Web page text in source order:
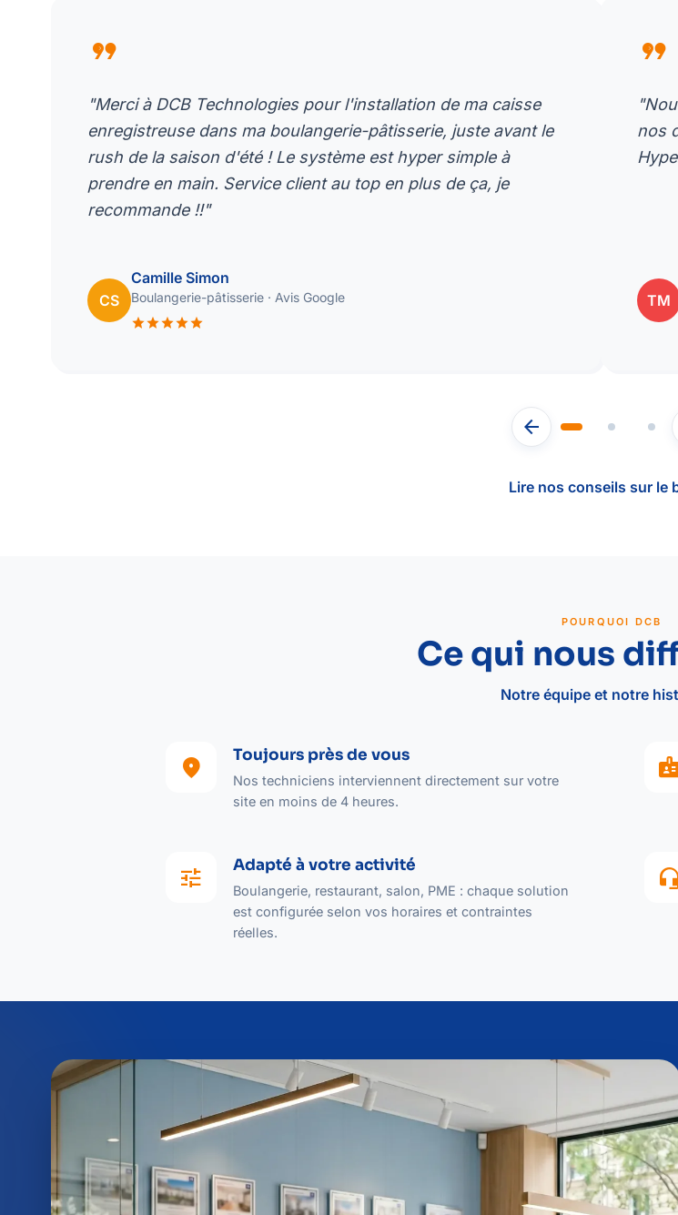
format_quote
"Merci à DCB Technologies pour l'installation de ma caisse
enregistreuse dans ma boulangerie-pâtisserie, juste avant le
rush de la saison d'été ! Le système est hyper simple à
prendre en main. Service client au top en plus de ça, je
recommande !!"
CS
Camille Simon
Boulangerie-pâtisserie · Avis Google
starstarstarstarstar
format_quote
nos
TM
arrow_back
Lire nos conseils sur le
POURQUOI DCB
Ce qui nous
Notre équipe et notre
location_on Toujours près de vous
Nos techniciens interviennent directement sur votre
site en moins de 4 heures.
tune Adapté à votre activité
Boulangerie, restaurant, salon, PME : chaque solution
est configurée selon vos horaires et contraintes
réelles.
headset_mic